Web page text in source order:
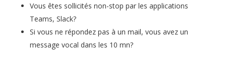
Vous êtes sollicités non-stop par les applications
Teams, Slack?
Si vous ne répondez pas à un mail, vous avez un
message vocal dans les 10 mn?